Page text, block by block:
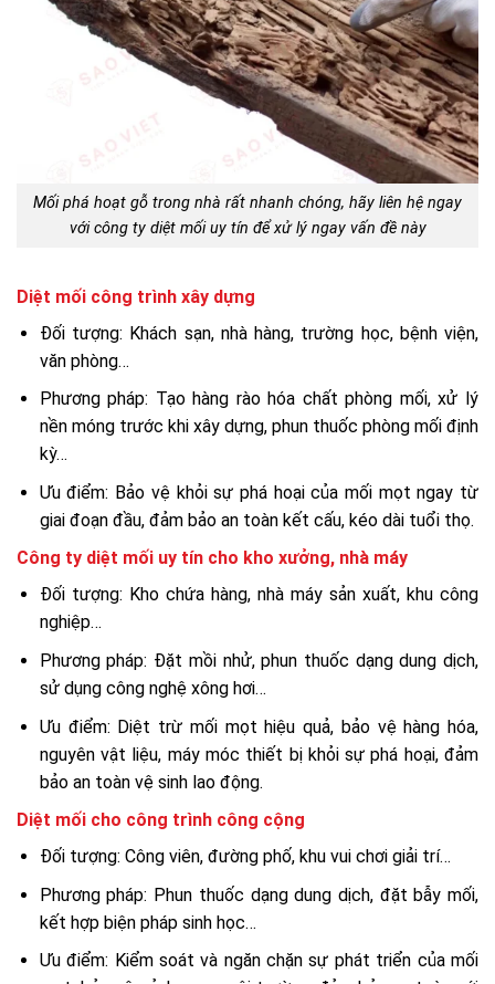
Mối phá hoạt gỗ trong nhà rất nhanh chóng, hãy liên hệ ngay
với công ty diệt mối uy tín để xử lý ngay vấn đề này
Diệt mối công trình xây dựng
Đối tượng: Khách sạn, nhà hàng, trường học, bệnh viện,
văn phòng…
Phương pháp: Tạo hàng rào hóa chất phòng mối, xử lý
nền móng trước khi xây dựng, phun thuốc phòng mối định
kỳ…
Ưu điểm: Bảo vệ khỏi sự phá hoại của mối mọt ngay từ
giai đoạn đầu, đảm bảo an toàn kết cấu, kéo dài tuổi thọ.
Công ty diệt mối uy tín cho kho xưởng, nhà máy
Đối tượng: Kho chứa hàng, nhà máy sản xuất, khu công
nghiệp…
Phương pháp: Đặt mồi nhử, phun thuốc dạng dung dịch,
sử dụng công nghệ xông hơi…
Ưu điểm: Diệt trừ mối mọt hiệu quả, bảo vệ hàng hóa,
nguyên vật liệu, máy móc thiết bị khỏi sự phá hoại, đảm
bảo an toàn vệ sinh lao động.
Diệt mối cho công trình công cộng
Đối tượng: Công viên, đường phố, khu vui chơi giải trí…
Phương pháp: Phun thuốc dạng dung dịch, đặt bẫy mối,
kết hợp biện pháp sinh học…
Ưu điểm: Kiểm soát và ngăn chặn sự phát triển của mối